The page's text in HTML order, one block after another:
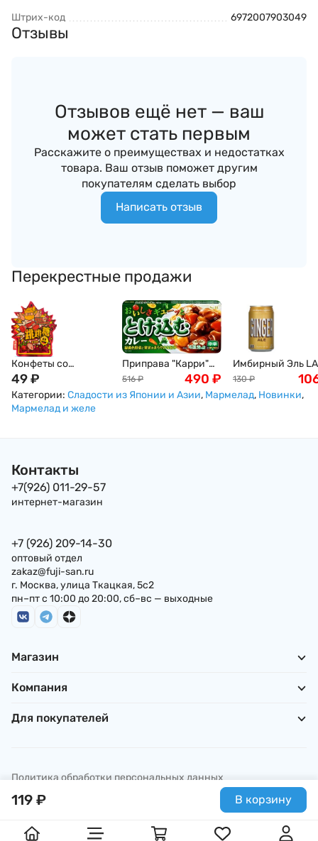
119 ₽ В корзину
Штрих-код 6972007903049
Отзывы
Отзывов ещё нет — ваш
может стать первым
Расскажите о преимуществах и недостатках
товара. Ваш отзыв поможет другим
покупателям сделать выбор
Написать отзыв
Перекрестные продажи
Конфеты со
взрывной
клубничной
начинкой, 120г
49₽
Приправа "Карри"
полуострая, S&B, 8
порций, 144 г
516 ₽ 490 ₽
Имбирный Эль
Tominaga
газированный
130 ₽
Категории: Сладости из Японии и Азии, Мармелад, Новинки,
Мармелад и желе
Контакты
+7(926) 011-29-57
интернет-магазин
+7 (926) 209-14-30
оптовый отдел
zakaz@fuji-san.ru
г. Москва, улица Ткацкая, 5с2
пн–пт с 10:00 до 20:00, сб–вс — выходные
Магазин
Компания
Для покупателей
Политика обработки персональных данных